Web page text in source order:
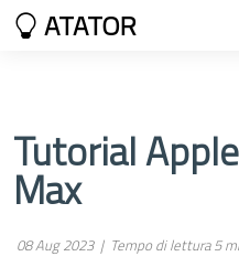
ATATOR
Tutorial
Max
08 Aug 2023 | Tempo di lettura 5